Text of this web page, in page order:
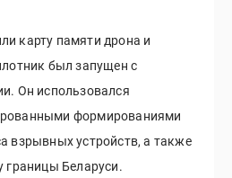
карту памяти дрона и
был запущен с
Он использовался
формированиями
взрывных устройств, а также
границы Беларуси.